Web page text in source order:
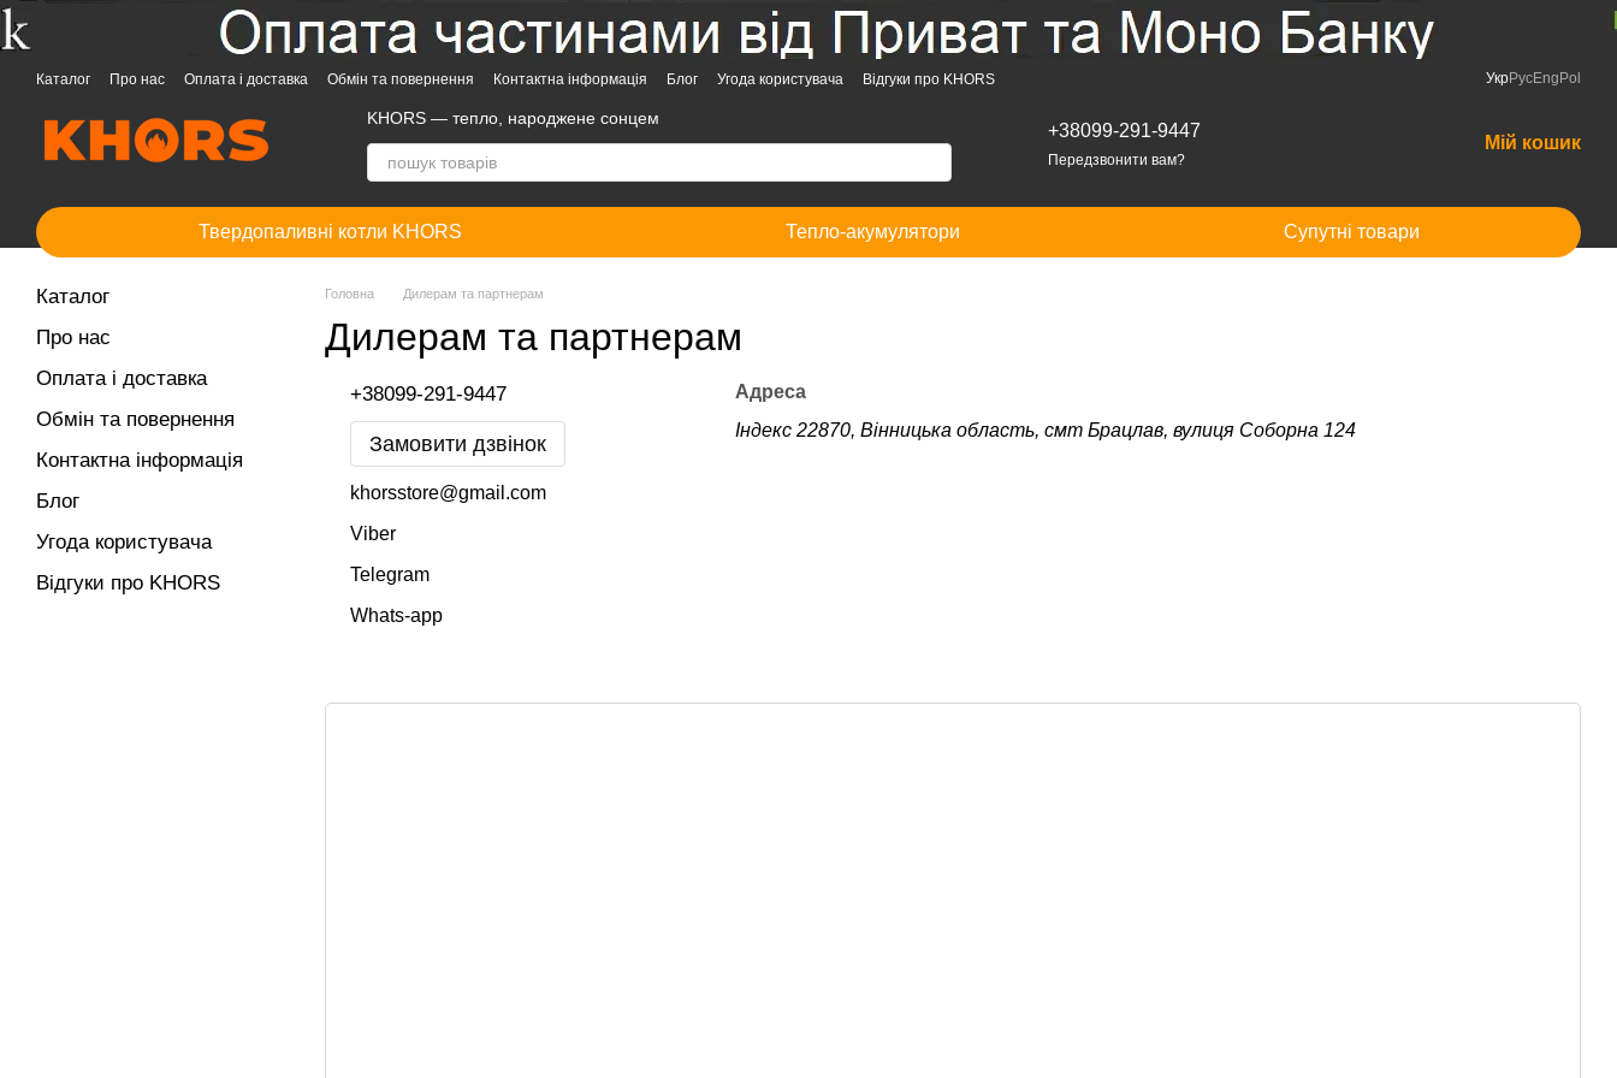
Перейти до основного контенту
Каталог Про нас Оплата і доставка Обмін та повернення Контактна інформація Блог Угода користувача Відгуки про KHORS УкрРусEng Pol
KHORS — тепло, народжене сонцем
+38099-291-9447
Передзвонити вам?
Мій кошик
Твердопаливні котли KHORS Тепло-акумулятори Супутні товари
Головна Дилерам та партнерам
Дилерам та партнерам
+38099-291-9447
Замовити дзвінок
khorsstore@gmail.com
Viber
Telegram
Whats-app
Адреса
Індекс 22870, Вінницька область, смт Брацлав, вулиця Соборна 124
Каталог
Про нас
Оплата і доставка
Обмін та повернення
Контактна інформація
Блог
Угода користувача
Відгуки про KHORS